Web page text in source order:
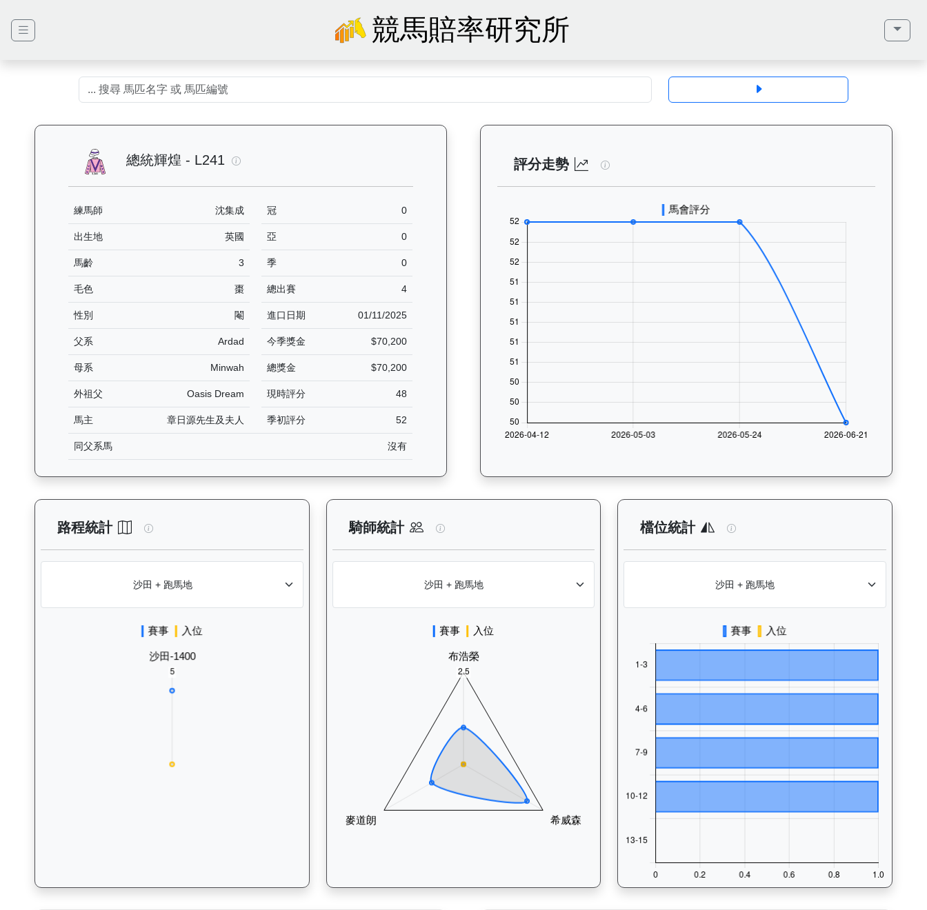
競馬賠率研究所
總統輝煌 - L241 總統輝煌（L241）— 馬匹基本資料：查看香港賽馬會賽駒的完整檔案，包括練馬師、出生地、馬齡、毛色、
練馬師 沈集成 冠 0
出生地 英國 亞 0
馬齡 3 季 0
毛色 棗 總出賽 4
性別 閹 進口日期 01/11/2025
父系 Ardad 今季獎金 $70,200
母系 Minwah 總獎金 $70,200
外祖父 Oasis Dream 現時評分 48
馬主 章日源先生及夫人 季初評分 52
同父系馬 沒有
評分走勢 總統輝煌（L241）— 評分走勢圖表：追蹤香港賽
路程統計 總統輝煌（L241）— 路程統計分析：查看香港賽駒在不同途程距離（1000米至2400米）的出賽次數與入位率統計，支援
騎師統計 總統輝煌（L241）— 騎師統計分析：查看各騎師策騎此馬匹的出賽次數與
檔位統計 總統輝煌（L241）— 檔位統